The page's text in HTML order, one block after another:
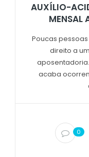
AUXÍLIO-
MENSAL
Poucas
direito a
acaba
0